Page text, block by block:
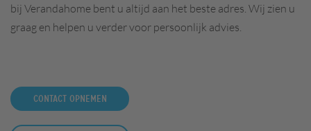
bij Verandahome bent u altijd aan het beste adres. Wij zien u
graag en helpen u verder voor persoonlijk advies.
Contact opnemen